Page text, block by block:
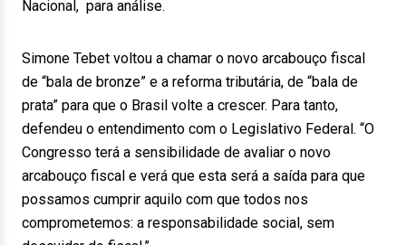
Nacional, para análise.
Simone Tebet voltou a chamar o novo arcabouço fiscal
de “bala de bronze” e a reforma tributária, de “bala de
prata” para que o Brasil volte a crescer. Para tanto,
defendeu o entendimento com o Legislativo Federal. “O
Congresso terá a sensibilidade de avaliar o novo
arcabouço fiscal e verá que esta será a saída para que
possamos cumprir aquilo com que todos nos
comprometemos: a responsabilidade social, sem